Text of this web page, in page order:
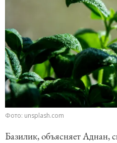
Фото: unsplash.com
Базилик, объясняет Аднан,